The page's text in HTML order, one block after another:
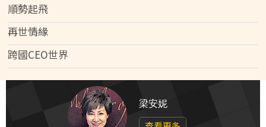
順勢起飛
再世情緣
跨國CEO世界
梁安妮